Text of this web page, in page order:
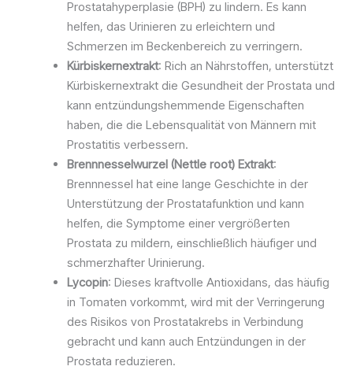
Prostatahyperplasie (BPH) zu lindern. Es kann
helfen, das Urinieren zu erleichtern und
Schmerzen im Beckenbereich zu verringern.
Kürbiskernextrakt: Rich an Nährstoffen, unterstützt
Kürbiskernextrakt die Gesundheit der Prostata und
kann entzündungshemmende Eigenschaften
haben, die die Lebensqualität von Männern mit
Prostatitis verbessern.
Brennnesselwurzel (Nettle root) Extrakt:
Brennnessel hat eine lange Geschichte in der
Unterstützung der Prostatafunktion und kann
helfen, die Symptome einer vergrößerten
Prostata zu mildern, einschließlich häufiger und
schmerzhafter Urinierung.
Lycopin: Dieses kraftvolle Antioxidans, das häufig
in Tomaten vorkommt, wird mit der Verringerung
des Risikos von Prostatakrebs in Verbindung
gebracht und kann auch Entzündungen in der
Prostata reduzieren.